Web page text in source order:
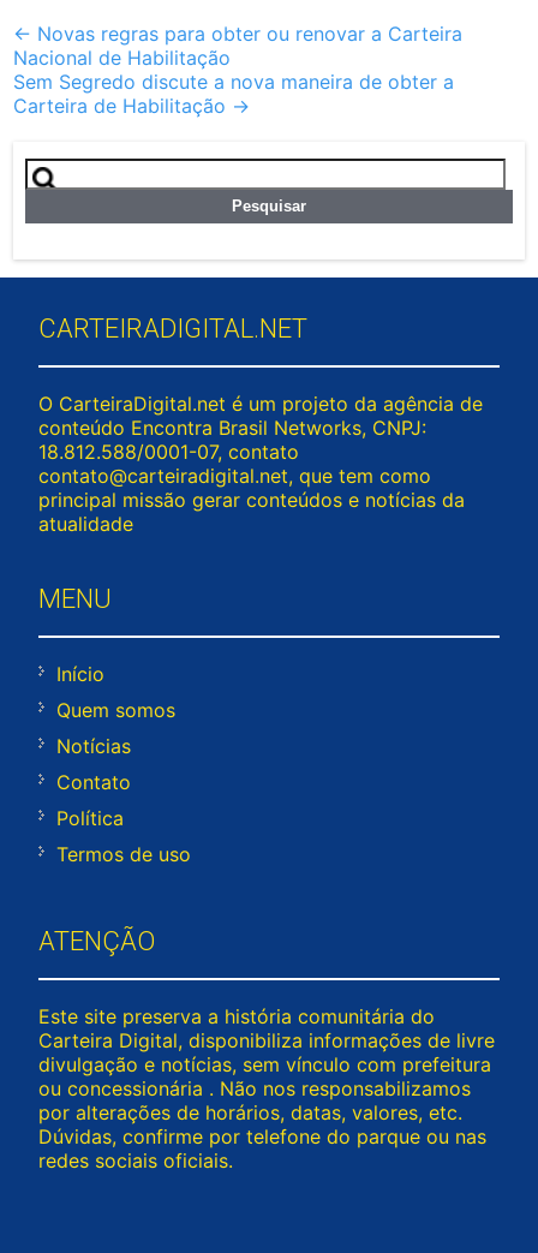
Post
navigation
← Novas regras para obter ou renovar a Carteira
Nacional de Habilitação
Sem Segredo discute a nova maneira de obter a
Carteira de Habilitação →
Pesquisar
por:
CARTEIRADIGITAL.NET
O CarteiraDigital.net é um projeto da agência de
conteúdo Encontra Brasil Networks, CNPJ:
18.812.588/0001-07, contato
contato@carteiradigital.net, que tem como
principal missão gerar conteúdos e notícias da
atualidade
MENU
Início
Quem somos
Notícias
Contato
Política
Termos de uso
ATENÇÃO
Este site preserva a história comunitária do
Carteira Digital, disponibiliza informações de livre
divulgação e notícias, sem vínculo com prefeitura
ou concessionária . Não nos responsabilizamos
por alterações de horários, datas, valores, etc.
Dúvidas, confirme por telefone do parque ou nas
redes sociais oficiais.